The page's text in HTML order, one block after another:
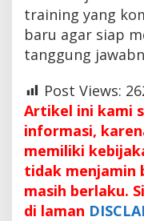
training yang
baru agar siap
tanggung
Post Views:
Artikel ini kami
informasi,
memiliki
tidak menjamin
masih berlaku.
di laman